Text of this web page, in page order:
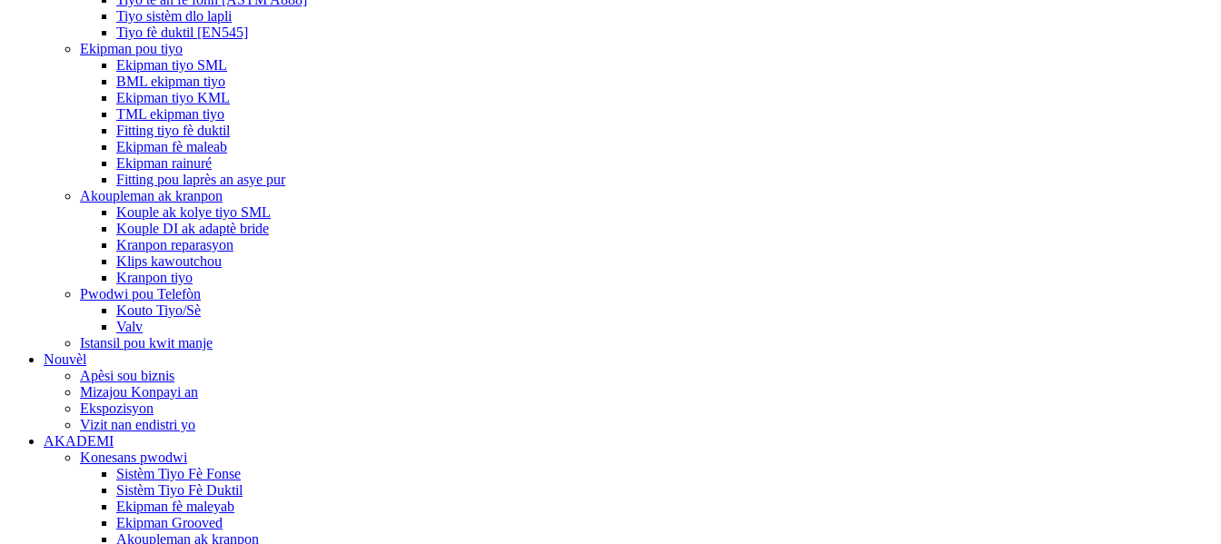
Tiyo sistèm dlo lapli
Tiyo fè duktil [EN545]
Ekipman pou tiyo
Ekipman tiyo SML
BML ekipman tiyo
Ekipman tiyo KML
TML ekipman tiyo
Fitting tiyo fè duktil
Ekipman fè maleab
Ekipman rainuré
Fitting pou laprès an asye pur
Akoupleman ak kranpon
Kouple ak kolye tiyo SML
Kouple DI ak adaptè bride
Kranpon reparasyon
Klips kawoutchou
Kranpon tiyo
Pwodwi pou Telefòn
Kouto Tiyo/Sè
Valv
Istansil pou kwit manje
Nouvèl
Apèsi sou biznis
Mizajou Konpayi an
Ekspozisyon
Vizit nan endistri yo
AKADEMI
Konesans pwodwi
Sistèm Tiyo Fè Fonse
Sistèm Tiyo Fè Duktil
Ekipman fè maleyab
Ekipman Grooved
Akoupleman ak kranpon